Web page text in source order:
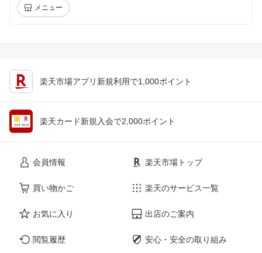
メニュー
楽天市場アプリ新規利用で1,000ポイント
楽天カード新規入会で2,000ポイント
会員情報
買い物かご
お気に入り
閲覧履歴
楽天市場トップ
楽天のサービス一覧
出店のご案内
安心・安全の取り組み